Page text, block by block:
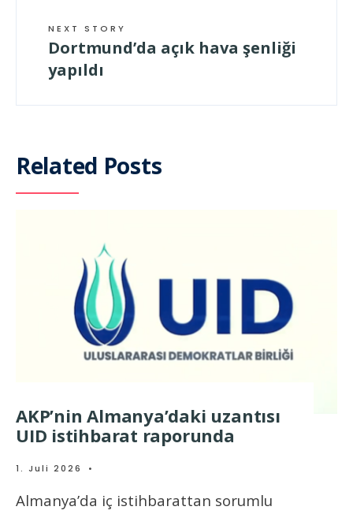
NEXT STORY
Dortmund’da açık hava şenliği
yapıldı
Related Posts
AKP’nin Almanya’daki uzantısı
UID istihbarat raporunda
1. Juli 2026 •
Almanya’da iç istihbarattan sorumlu